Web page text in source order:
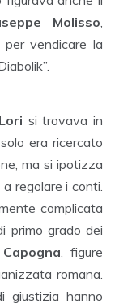
Molisso
vendicare la
Lori si trovava in
era ricercato
ma si ipotizza
regolare i conti.
complicata
primo grado dei
, figure
romana.
giustizia hanno